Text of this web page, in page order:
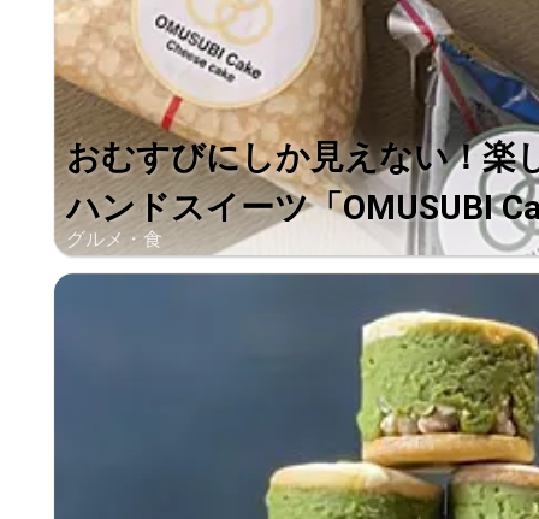
おむすびにしか見えない！楽
ハンドスイーツ「OMUSUBI
グルメ・食